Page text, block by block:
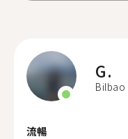
G.
Bilbao
流暢